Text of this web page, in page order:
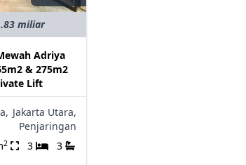
miliar
Adriya
& 275m2
Lift
Jakarta Utara,
Penjaringan
2 3 3